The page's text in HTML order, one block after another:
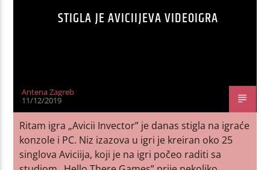
STIGLA JE AVICIIJEVA VIDEOIGRA
Antena Zagreb
11/12/2019
Ritam igra „Avicii Invector” je danas stigla na igraće
konzole i PC. Niz izazova u igri je kreiran oko 25
singlova Aviciija, koji je na igri počeo raditi sa